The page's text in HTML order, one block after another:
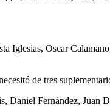
Iglesias, Oscar
de tres
Fernández,